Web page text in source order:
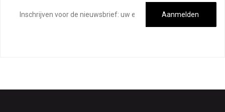
mailadres
Aanmelden